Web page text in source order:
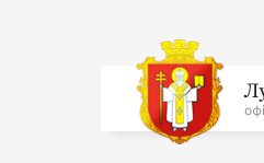
На
головну